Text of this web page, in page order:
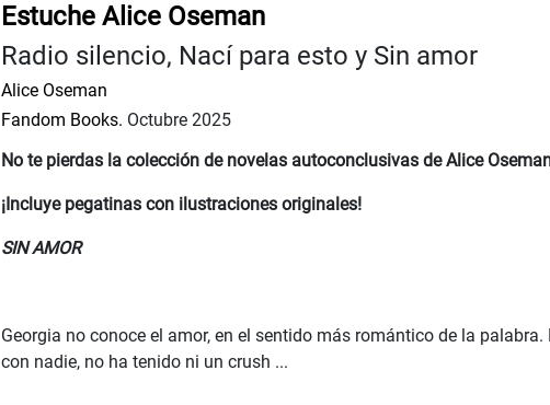
Estuche Alice Oseman
Radio silencio, Nací para esto y Sin amor
Alice Oseman
Fandom Books. Octubre 2025
No te pierdas la colección de novelas autoconclusivas de Alice
¡Incluye pegatinas con ilustraciones originales!
SIN AMOR
Georgia no conoce el amor, en el sentido más romántico de la
con nadie, no ha tenido ni un crush ...